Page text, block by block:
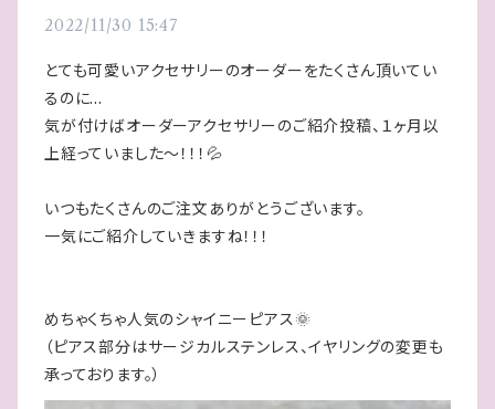
2022/11/30 15:47
とても可愛いアクセサリーのオーダーをたくさん頂いてい
るのに...
気が付けばオーダーアクセサリーのご紹介投稿、１ヶ月以
上経っていました〜！！！💦
いつもたくさんのご注文ありがとうございます。
一気にご紹介していきますね！！！
めちゃくちゃ人気のシャイニーピアス🌞
（ピアス部分はサージカルステンレス、イヤリングの変更も
承っております。）